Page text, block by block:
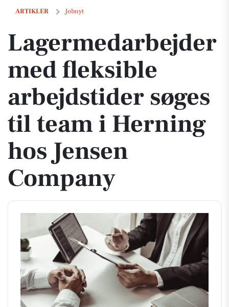
ARTIKLER Jobnyt
Lagermedarbejder med fleksible arbejdstider søges til team i
Lagermedarbejder
med fleksible
arbejdstider søges
til team i Herning
hos Jensen
Company